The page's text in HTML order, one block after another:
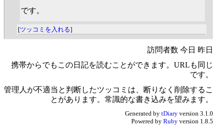
です。
[ツッコミを入れる]
訪問者数 今日 昨日
携帯からでもこの日記を読むことができます。URLも同じ
です。
管理人が不適当と判断したツッコミは、断りなく削除するこ
とがあります。常識的な書き込みを望みます。
Generated by tDiary version 3.1.0
Powered by Ruby version 1.8.5